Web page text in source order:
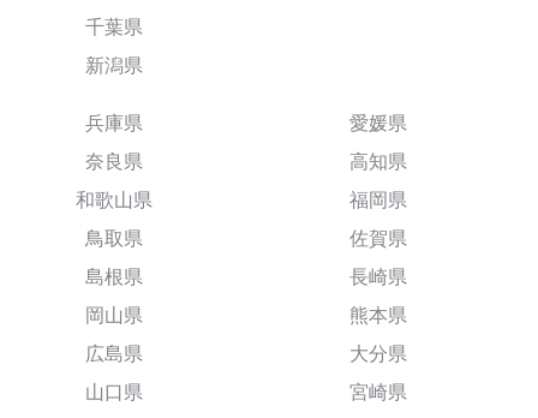
千葉県
新潟県
兵庫県
奈良県
和歌山県
鳥取県
島根県
岡山県
広島県
山口県
愛媛県
高知県
福岡県
佐賀県
長崎県
熊本県
大分県
宮崎県